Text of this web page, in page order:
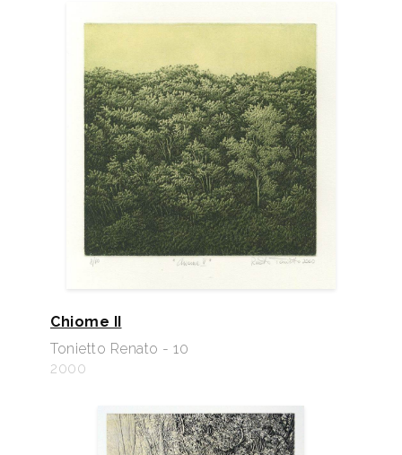
Chiome II
Tonietto Renato - 10
2000